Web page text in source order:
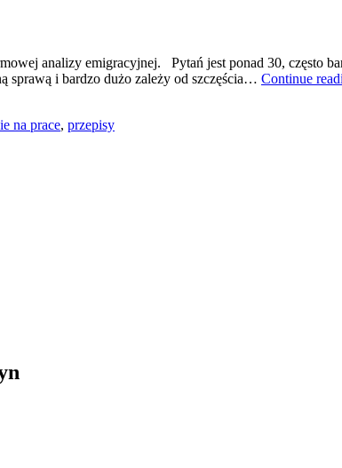
analizy emigracyjnej. Pytań jest ponad 30, często
sprawą i bardzo dużo zależy od szczęścia… Continue
na prace, przepisy